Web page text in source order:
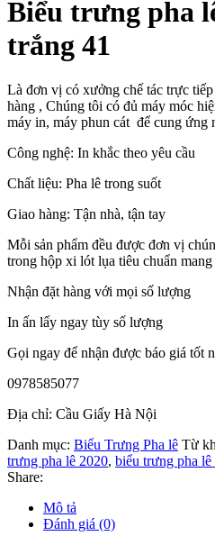
Biểu trưng pha
trắng 41
Là đơn vị có xưởng chế tác trực
hàng , Chúng tôi có đủ máy móc
máy in, máy phun cát để cung ứng
Công nghệ: In khắc theo yêu cầu
Chất liệu: Pha lê trong suốt
Giao hàng: Tận nhà, tận tay
Mỗi sản phẩm đều được đơn vị
trong hộp xi lót lụa tiêu chuẩn
Nhận đặt hàng với mọi số lượng
In ấn lấy ngay tùy số lượng
Gọi ngay để nhận được báo giá tốt
0978585077
Địa chỉ: Cầu Giấy Hà Nội
Danh mục: Biểu Trưng Pha lê Từ
trưng pha lê 2020, biểu trưng pha lê
Share:
Mô tả
Đánh giá (0)